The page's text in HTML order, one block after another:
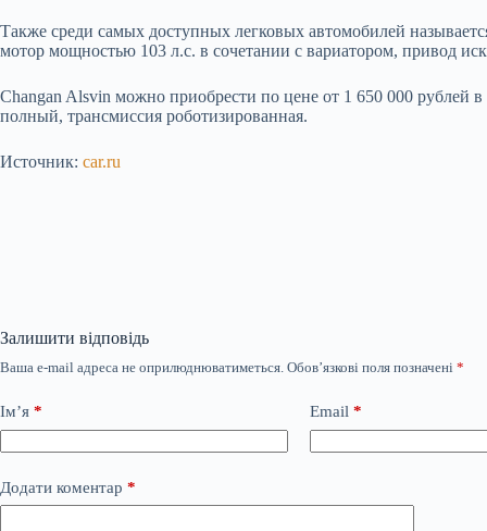
Также среди самых доступных легковых автомобилей
мотор мощностью 103 л.с. в сочетании с вариатором, привод
Changan Alsvin можно приобрести по цене от 1 650 000 рублей
полный, трансмиссия роботизированная.
Источник: car.ru
Залишити відповідь
Ваша e-mail адреса не оприлюднюватиметься. Обов’язкові поля позначені *
Ім’я * Email *
Додати коментар *